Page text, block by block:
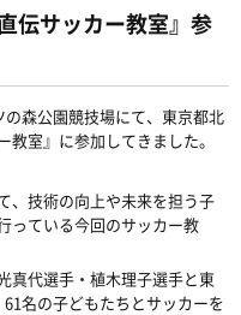
伝サッカー教室』参
森公園競技場にて、東京都北
室』に参加してきました。
、技術の向上や未来を担う子
っている今回のサッカー教
真代選手・植木理子選手と東
名の子どもたちとサッカーを